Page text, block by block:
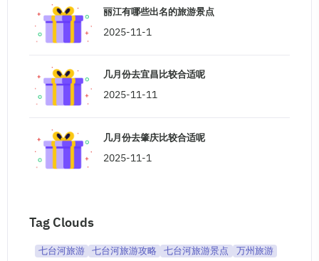
丽江有哪些出名的旅游景点
2025-11-1
几月份去宜昌比较合适呢
2025-11-11
几月份去肇庆比较合适呢
2025-11-1
Tag Clouds
七台河旅游 七台河旅游攻略 七台河旅游景点
万州旅游